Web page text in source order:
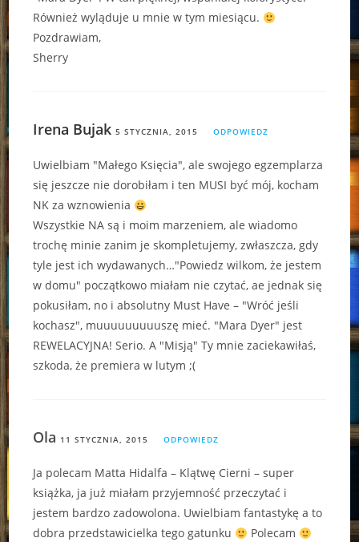
Również wyląduje u mnie w tym miesiącu.
Pozdrawiam,
Sherry
Irena Bujak 5 STYCZNIA, 2015 ODPOWIEDZ
Uwielbiam "Małego Księcia", ale swojego egzemplarza
się jeszcze nie dorobiłam i ten MUSI być mój, kocham
NK za wznowienia
Wszystkie NA są i moim marzeniem, ale wiadomo
trochę minie zanim je skompletujemy, zwłaszcza, gdy
tyle jest ich wydawanych…"Powiedz wilkom, że jestem
w domu" początkowo miałam nie czytać, ae jednak się
pokusiłam, no i absolutny Must Have – "Wróć jeśli
kochasz", muuuuuuuuuszę mieć. "Mara Dyer" jest
REWELACYJNA! Serio. A "Misją" Ty mnie zaciekawiłaś,
szkoda, że premiera w lutym ;(
Ola 11 STYCZNIA, 2015 ODPOWIEDZ
Ja polecam Matta Hidalfa – Klątwę Cierni – super
książka, ja już miałam przyjemność przeczytać i
jestem bardzo zadowolona. Uwielbiam fantastykę a to
dobra przedstawicielka tego gatunku
Polecam